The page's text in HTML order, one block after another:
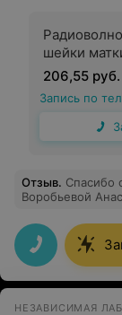
шейки
206,55 руб.
Запись по
Отзыв. Спасибо
Воробьевой
ответы на все
этим врачом и
НЕЗАВИСИМАЯ